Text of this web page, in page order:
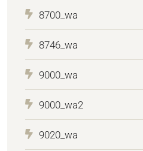
8700_wa
8746_wa
9000_wa
9000_wa2
9020_wa